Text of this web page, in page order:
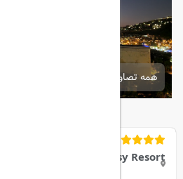
همه تصاویر
Aqua Fantasy Resort